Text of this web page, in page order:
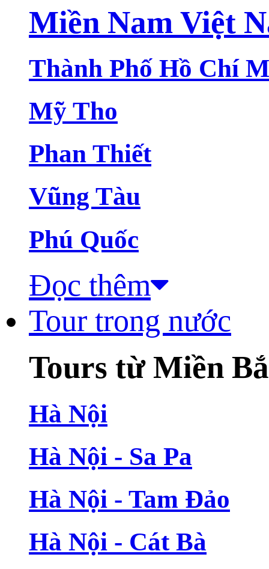
Miền Nam Việt
Thành Phố Hồ Chí
Mỹ Tho
Phan Thiết
Vũng Tàu
Phú Quốc
Đọc thêm
Tour trong nước
Tours từ Miền
Hà Nội
Hà Nội - Sa Pa
Hà Nội - Tam Đảo
Hà Nội - Cát Bà